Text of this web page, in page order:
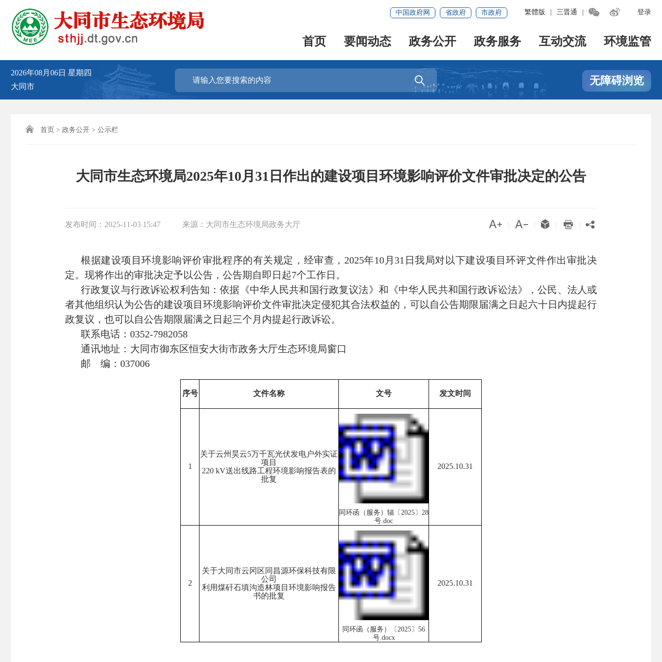
登录
繁體版 三晋通  
中国政府网 省政府 市政府
首页 要闻动态 政务公开 政务服务 互动交流 环境监管
2026年08月06日 星期四
大同市
 无障碍浏览
 首页 > 政务公开 > 公示栏
大同市生态环境局2025年10月31日作出的建设项目环境影响评价文件审批决定的公告
发布时间： 2025-11-03 15:47 来源： 大同市生态环境局政务大厅     
根据建设项目环境影响评价审批程序的有关规定，经审查， 2025年10月31日我局对以下建设项目环评文件作出审批决
定。现将作出的审批决定予以公告，公告期 自即 日 起7个工作日 。
行政复议与行政诉讼权利告知：依据《中华人民共和国行政复议法》和《中华人民共和国行政诉讼法》，公民、法人或
者其他组织认为公告的建设项目环境影响评价文件审批决定侵犯其合法权益的，可以自公告期限届满之日起六十日内提起行
政复议，也可以自公告期限届满之日起三个月内提起行政诉讼。
联系电话： 0352-7982058
通讯地址：大同市御东区恒安大街市政务大厅生态环境局窗口
邮
编： 037006
序号 文件名称 文号 发文时间
1
关于云州昊云5万千瓦光伏发电户外实证
项目
220 kV送出线路工程环境影响报告表的
批复
同环函（服务）辐〔2025〕28
号.doc
2025.10.31
2
关于大同市云冈区同昌源环保科技有限
公司
利用煤矸石填沟造林项目环境影响报告
书的批复
同环函（服务）〔2025〕56
号.docx
2025.10.31